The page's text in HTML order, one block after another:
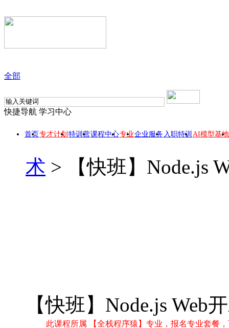
全部
快捷导航 学习中心
首页专才计划 特训营课程中心专业企业服务 入职特训 AI模型基地
术 >
【快班】Node.js
招生中